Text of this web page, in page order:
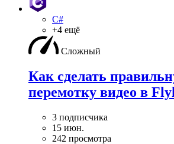
C#
+4 ещё
Сложный
Как сделать
перемотку видео в
3 подписчика
15 июн.
242 просмотра